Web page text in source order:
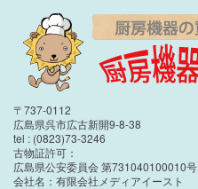
〒737-0112
広島県呉市広古新開9-8-38
tel : (0823)73-3246
古物証許可：
広島県公安委員会 第731040100010号
会社名：有限会社メディアイースト